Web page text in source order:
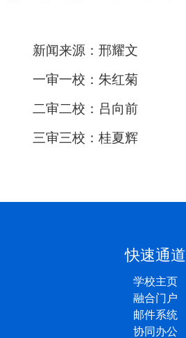
新闻来源： 邢耀文
一审一校：朱红菊
二审二校： 吕向前
三审三校：桂夏辉
快速通道
学校主页
融合门户
邮件系统
协同办公